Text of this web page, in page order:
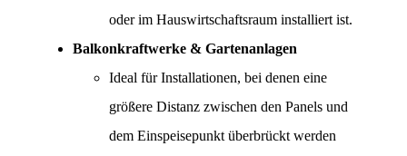
oder im Hauswirtschaftsraum installiert ist.
Balkonkraftwerke & Gartenanlagen
Ideal für Installationen, bei denen eine
größere Distanz zwischen den Panels und
dem Einspeisepunkt überbrückt werden